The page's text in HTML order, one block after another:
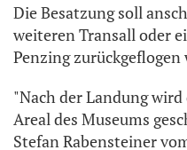
Die Besatzung soll
weiteren Transall oder
Penzing zurückgeflogen
"Nach der Landung
Areal des Museums
Stefan Rabensteiner